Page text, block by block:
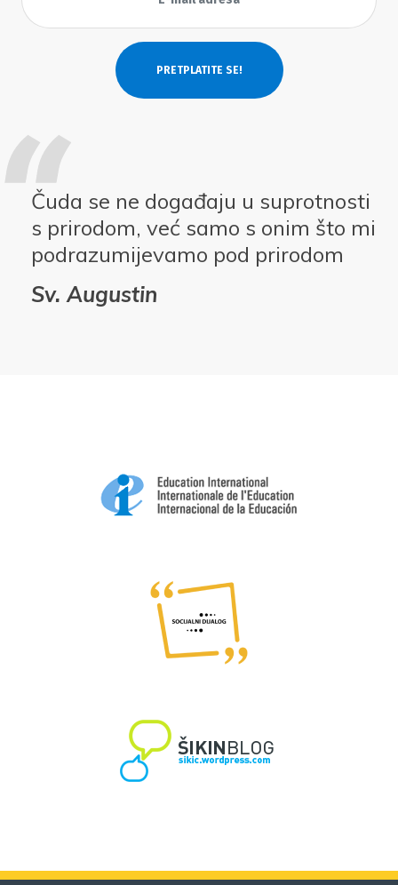
Čuda se ne događaju u suprotnosti
s prirodom, već samo s onim što mi
podrazumijevamo pod prirodom
Sv. Augustin